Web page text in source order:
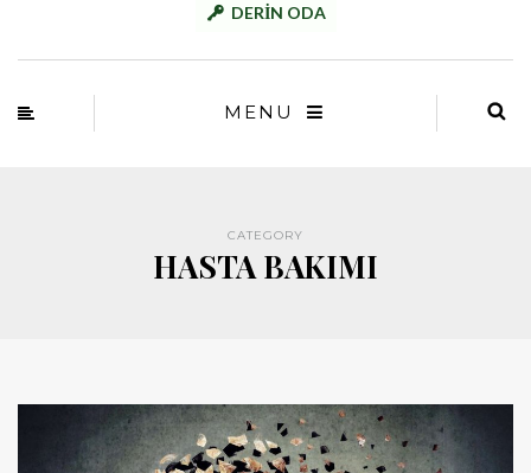
DERİN ODA
MENU
CATEGORY
HASTA BAKIMI